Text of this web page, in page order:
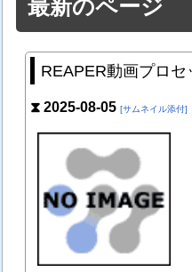
最新のページ
REAPER動画プロセ
⧗ 2025-08-05 [サムネイル添付]